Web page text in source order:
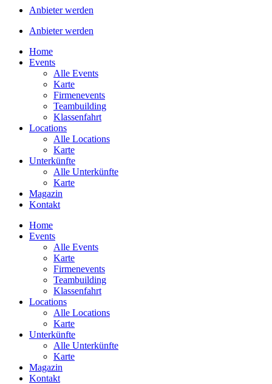
Anbieter werden
Anbieter werden
Home
Events
Alle Events
Karte
Firmenevents
Teambuilding
Klassenfahrt
Locations
Alle Locations
Karte
Unterkünfte
Alle Unterkünfte
Karte
Magazin
Kontakt
Home
Events
Alle Events
Karte
Firmenevents
Teambuilding
Klassenfahrt
Locations
Alle Locations
Karte
Unterkünfte
Alle Unterkünfte
Karte
Magazin
Kontakt